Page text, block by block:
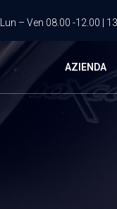
Lun – Ven 08.00 -12.00 |
AZIENDA